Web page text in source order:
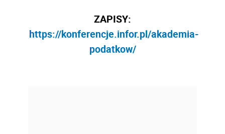
ZAPISY:
https://konferencje.infor.pl/akademia-
podatkow/